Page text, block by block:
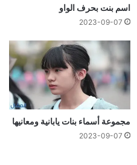
اسم بنت بحرف الواو
2023-09-07
مجموعة أسماء بنات يابانية ومعانيها
2023-09-07